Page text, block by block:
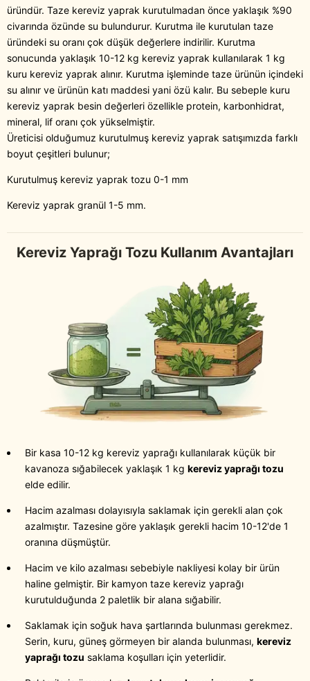
üründür. Taze kereviz yaprak kurutulmadan önce yaklaşık %90
civarında özünde su bulundurur. Kurutma ile kurutulan taze
üründeki su oranı çok düşük değerlere indirilir. Kurutma
sonucunda yaklaşık 10-12 kg kereviz yaprak kullanılarak 1 kg
kuru kereviz yaprak alınır. Kurutma işleminde taze ürünün içindeki
su alınır ve ürünün katı maddesi yani özü kalır. Bu sebeple kuru
kereviz yaprak besin değerleri özellikle protein, karbonhidrat,
mineral, lif oranı çok yükselmiştir.
Üreticisi olduğumuz kurutulmuş kereviz yaprak satışımızda farklı
boyut çeşitleri bulunur;
Kurutulmuş kereviz yaprak tozu 0-1 mm
Kereviz yaprak granül 1-5 mm.
Kereviz Yaprağı Tozu Kullanım Avantajları
Bir kasa 10-12 kg kereviz yaprağı kullanılarak küçük bir
kavanoza sığabilecek yaklaşık 1 kg kereviz yaprağı tozu
elde edilir.
Hacim azalması dolayısıyla saklamak için gerekli alan çok
azalmıştır. Tazesine göre yaklaşık gerekli hacim 10-12'de 1
oranına düşmüştür.
Hacim ve kilo azalması sebebiyle nakliyesi kolay bir ürün
haline gelmiştir. Bir kamyon taze kereviz yaprağı
kurutulduğunda 2 paletlik bir alana sığabilir.
Saklamak için soğuk hava şartlarında bulunması gerekmez.
Serin, kuru, güneş görmeyen bir alanda bulunması, kereviz
yaprağı tozu saklama koşulları için yeterlidir.